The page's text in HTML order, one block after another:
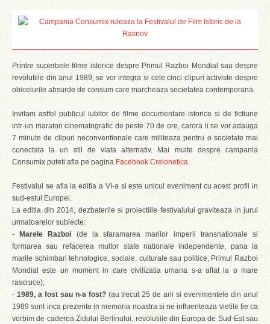
Printre superbele filme istorice despre Primul Razboi Mondial sau despre
revolutiile din anul 1989, se vor integra si cele cinci clipuri activiste despre
obiceiurile absurde de consum care marcheaza societatea contemporana.
Invitam astfel publicul iubitor de filme documentare istorice si de fictiune
intr-un maraton cinematografic de peste 70 de ore, carora li se vor adauga
7 minute de clipuri neconventionale care militeaza pentru o societate mai
conectata la un stil de viata alternativ. Mai multe despre campania
Consumix puteti afla pe pagina Facebook Creionetica.
Festivalul se afla la editia a VI-a si este unicul eveniment cu acest profil in
sud-estul Europei.
La editia din 2014, dezbaterile si proiectiile festivalului graviteaza in jurul
urmatoarelor subiecte:
-
Marele Razboi (de la sfaramarea marilor imperii transnationale si
formarea sau refacerea multor state nationale independente, pana la
marile schimbari tehnologice, sociale, culturale sau politice, Primul Razboi
Mondial este un moment in care civilizatia umana s-a aflat la o mare
rascruce);
- 1989, a fost sau n-a fost?(au trecut 25 de ani si evenimentele din anul
1989 sunt inca prezente in memoria noastra si ne influenteaza vietile fie ca
vorbim de caderea Zidului Berlinului, revolutiile din Europa de Sud-Est sau